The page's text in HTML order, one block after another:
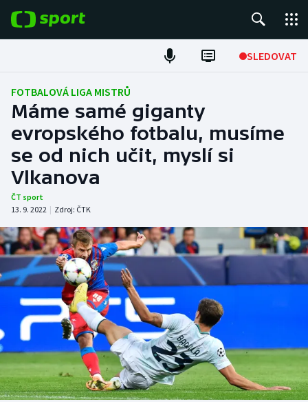
SLEDOVAT
Fotbal
Hokej
Tenis
Atletika
DALŠÍ SPORTY
Americký fotbal
Baseball a softbal
Basketbal
Biatlon
NEPŘEHLÉDNĚTE
Soutěže
Historické návraty
Aplikace ČT sport
FOTBALOVÁ LIGA MISTRŮ
Máme samé giganty
evropského fotbalu, musíme
se od nich učit, myslí si
Vlkanova
ČT sport
13. 9. 2022 | Zdroj: ČTK